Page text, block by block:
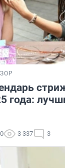
года:
3 337 3